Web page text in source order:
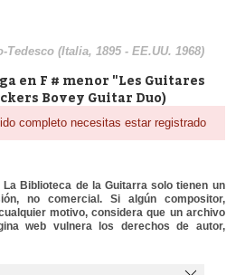
Diccionario
Reproductor
Tedesco (Italia, 1895 - EE.UU. 1968)
en F # menor "Les Guitares
Bovey Guitar Duo)
completo necesitas estar registrado
Biblioteca de la Guitarra solo tienen un
no comercial. Si algún compositor,
motivo, considera que un archivo
web vulnera los derechos de autor,